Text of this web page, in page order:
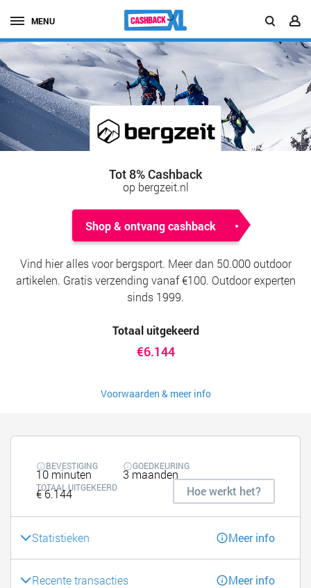
MENU
Tot 8% Cashback
op bergzeit.nl
Shop & ontvang cashback
Vind hier alles voor bergsport. Meer dan 50.000 outdoor
artikelen. Gratis verzending vanaf €100. Outdoor experten
sinds 1999.
Totaal uitgekeerd
€6.144
Voorwaarden & meer info
BEVESTIGING
10 minuten
GOEDKEURING
3 maanden
TOTAAL UITGEKEERD
€ 6.144 Hoe werkt het?
Statistieken Meer info
Recente transacties Meer info